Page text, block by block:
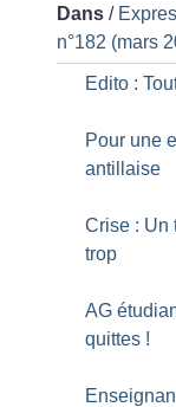
Dans /
n°182 (mars
Edito :
Pour une
antillaise
Crise : Un
trop
AG
quittes !